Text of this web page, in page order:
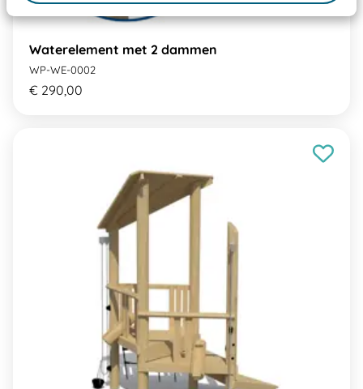
Waterelement met 2 dammen
WP-WE-0002
€ 290,00